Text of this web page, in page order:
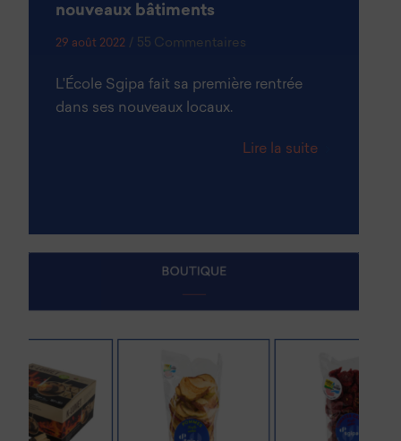
nouveaux bâtiments
29 août 2022 / 55 Commentaires
L'École Sgipa fait sa première rentrée
dans ses nouveaux locaux.
Lire la suite